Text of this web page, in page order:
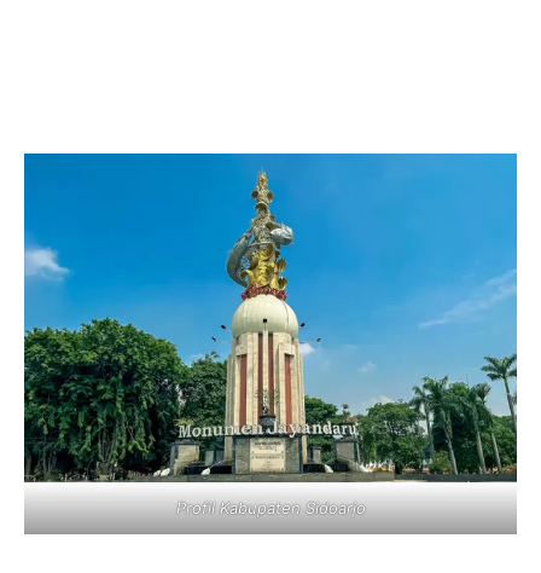
Profil Kabupaten Sidoarjo